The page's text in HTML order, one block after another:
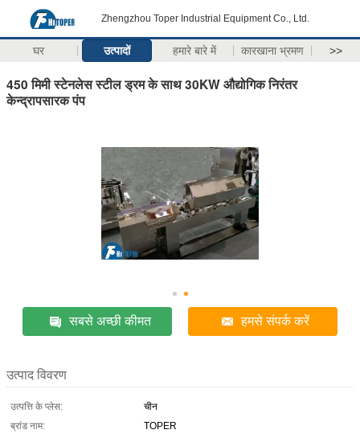
Zhengzhou Toper Industrial Equipment Co., Ltd.
घर उत्पादों हमारे बारे में कारखाना भ्रमण >>
450 मिमी स्टेनलेस स्टील ड्रम के साथ 30KW औद्योगिक निरंतर
केन्द्रापसारक पंप
सबसे अच्छी कीमत हमसे संपर्क करें
उत्पाद विवरण
उत्पत्ति के प्लेस:
चीन
ब्रांड नाम:
TOPER